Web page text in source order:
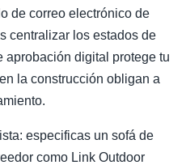
de correo electrónico de
centralizar los estados de
aprobación digital protege tu
la construcción obligan a
especificas un sofá de
como Link Outdoor